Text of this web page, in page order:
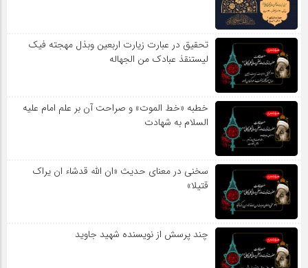
تحقیق در عبارت زیارت اربعین وبذل مهجته فیک
لیستنقذ عبادک من الجهاله
خطبه «خط الموت» و صراحت آن بر علم امام علیه
السلام به شهادت
سخنی در معنای حدیث «ان الله قدشاء ان یراک
قتیلا»
چند پرسش از نویسنده شهید جاوید